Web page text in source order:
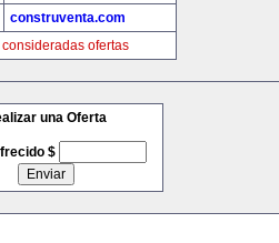
construventa.com
ofertas
una Oferta
$